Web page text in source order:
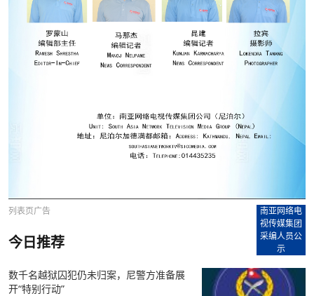
列表页广告
南亚网络电
视传媒集团
采编人员公
示
今日推荐
数千名越狱囚犯仍未归案，尼警方准备展
开“特别行动”